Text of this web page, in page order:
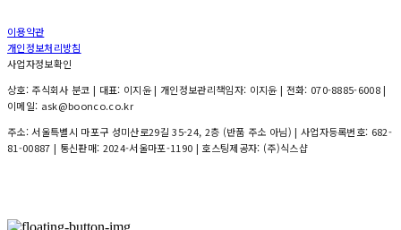
이용약관
개인정보처리방침
사업자정보확인
상호: 주식회사 분코 | 대표: 이지윤 | 개인정보관리책임자: 이지윤 | 전화: 070-8885-6008 |
이메일: ask@boonco.co.kr
주소: 서울특별시 마포구 성미산로29길 35-24, 2층 (반품 주소 아님) | 사업자등록번호: 682-
81-00887 | 통신판매: 2024-서울마포-1190 | 호스팅제공자: (주)식스샵